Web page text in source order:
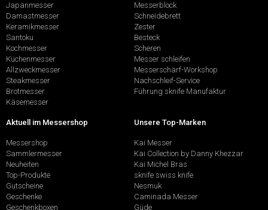
Japanmesser
Damastmesser
Keramikmesser
Santoku
Kochmesser
Küchenmesser
Allzweckmesser
Steakmesser
Brotmesser
Käsemesser
Messerblock
Schneidebrett
Zester
Besteck
Scheren
Messer schleifen
Messerschärf-Workshop
Nachschleif-Service
Führung sknife Manufaktur
Aktuell im Messershop
Messershop
Sammlermesser
Neuheiten
Top-Produkte
Gutscheine
Geschenke
Geschenkboxen
Unsere Top-Marken
Kai Messer
Kai Collection by Danny Khezzar
Kai Michel Bras
sknife swiss knife
Nesmuk
Caminada Messer
Güde